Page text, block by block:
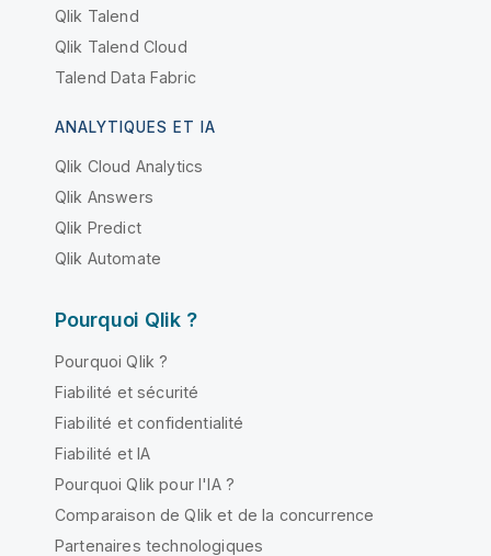
Qlik Talend
Qlik Talend Cloud
Talend Data Fabric
ANALYTIQUES ET IA
Qlik Cloud Analytics
Qlik Answers
Qlik Predict
Qlik Automate
Pourquoi Qlik ?
Pourquoi Qlik ?
Fiabilité et sécurité
Fiabilité et confidentialité
Fiabilité et IA
Pourquoi Qlik pour l'IA ?
Comparaison de Qlik et de la concurrence
Partenaires technologiques